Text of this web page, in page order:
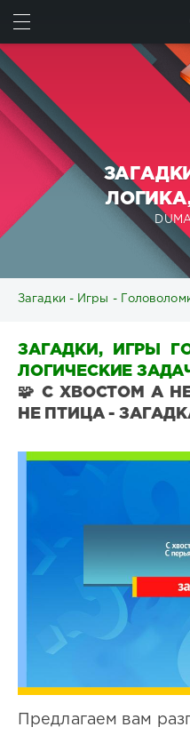
Загадки - Игры -
ЗАГАДКИ, ИГРЫ
ЛОГИЧЕСКИЕ
🧩 С ХВОСТОМ А
НЕ ПТИЦА -
Предлагаем вам